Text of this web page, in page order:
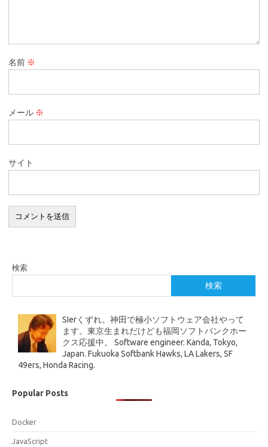
名前 ※
メール ※
サイト
検索
検索
SIerくずれ。神田で極小ソフトウェア会社やって
ます。東京生まれだけども福岡ソフトバンクホー
クス応援中。 Software engineer. Kanda, Tokyo,
Japan. Fukuoka Softbank Hawks, LA Lakers, SF
49ers, Honda Racing.
Popular Posts
Docker
JavaScript